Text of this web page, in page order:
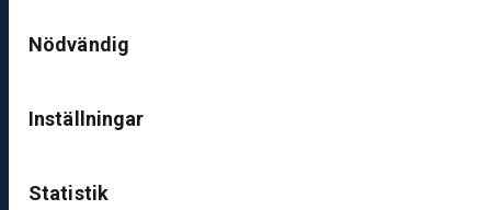
Nödvändig
Inställningar
Statistik
ut
k
d